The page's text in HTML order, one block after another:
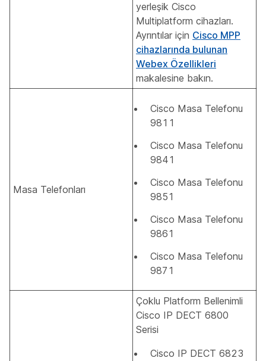
yerleşik Cisco
Multiplatform cihazları.
Ayrıntılar için Cisco MPP
cihazlarında bulunan
Webex Özellikleri
makalesine bakın.
Masa Telefonları
Cisco Masa Telefonu
9811
Cisco Masa Telefonu
9841
Cisco Masa Telefonu
9851
Cisco Masa Telefonu
9861
Cisco Masa Telefonu
9871
Çoklu Platform Bellenimli
Cisco IP DECT 6800
Serisi
Cisco IP DECT 6823